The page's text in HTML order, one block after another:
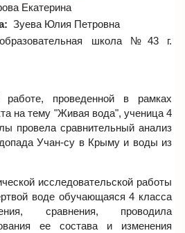
Екатерина
Зуева Юлия Петровна
школа №43 г.
работе, проведенной в рамках
на тему "Живая вода", ученица 4
провела сравнительный анализ
Учан-су в Крыму и воды из
исследовательской работы
воде обучающаяся 4 класса
сравнения, проводила
ее состава и изменения